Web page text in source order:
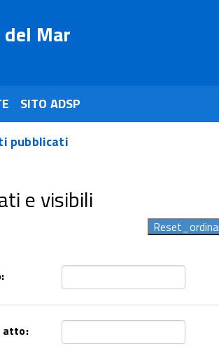
Mar
SITO ADSP
pubblicati
e visibili
atto: